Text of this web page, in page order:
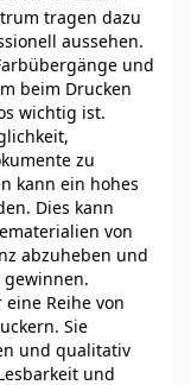
tragen dazu
aussehen.
und
beim Drucken
wichtig ist.
zu
kann ein hohes
Dies kann
von
abzuheben und
Reihe von
Sie
und qualitativ
und